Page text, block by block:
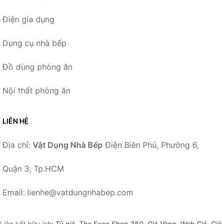
Điện gia dụng
Dụng cụ nhà bếp
Đồ dùng phòng ăn
Nội thất phòng ăn
LIÊN HỆ
Địa chỉ: Vật Dụng Nhà Bếp Điện Biên Phủ, Phường 6,
Quận 3, Tp.HCM
Email: lienhe@vatdungnhabep.com